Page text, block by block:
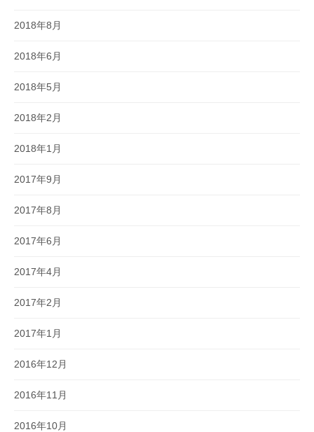
2018年8月
2018年6月
2018年5月
2018年2月
2018年1月
2017年9月
2017年8月
2017年6月
2017年4月
2017年2月
2017年1月
2016年12月
2016年11月
2016年10月